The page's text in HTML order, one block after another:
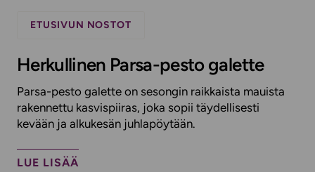
ETUSIVUN NOSTOT
Herkullinen Parsa-pesto galette
Parsa-pesto galette on sesongin raikkaista mauista
rakennettu kasvispiiras, joka sopii täydellisesti
kevään ja alkukesän juhlapöytään.
LUE LISÄÄ